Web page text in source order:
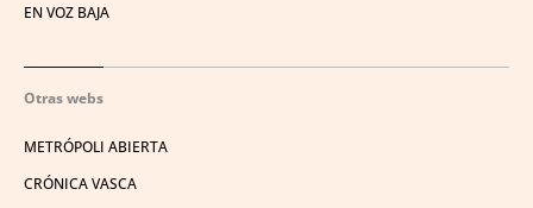
EN VOZ BAJA
Otras webs
METRÓPOLI ABIERTA
CRÓNICA VASCA